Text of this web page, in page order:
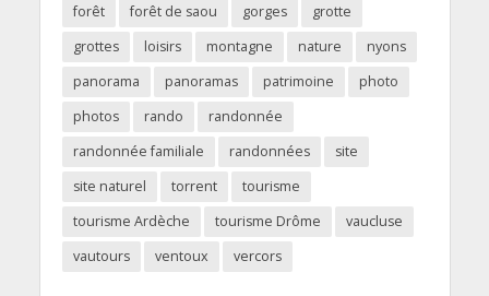
forêt
forêt de saou gorges
grotte
grottes
loisirs montagne nature
nyons
panorama
panoramas patrimoine
photo
photos
rando
randonnée
randonnée familiale
randonnées
site
site naturel
torrent
tourisme
tourisme Ardèche
tourisme Drôme
vaucluse
vautours
ventoux vercors